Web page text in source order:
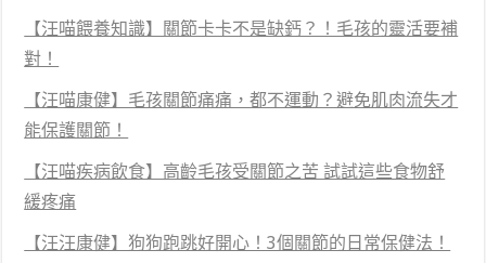
【汪喵餵養知識】關節卡卡不是缺鈣？！毛孩的靈活要補
對！
【汪喵康健】毛孩關節痛痛，都不運動？避免肌肉流失才
能保護關節！
【汪喵疾病飲食】高齡毛孩受關節之苦 試試這些食物舒
緩疼痛
【汪汪康健】狗狗跑跳好開心！3個關節的日常保健法！